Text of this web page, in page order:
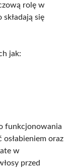
rolę w
się
jak:
funkcjonowania
oraz
w
przed